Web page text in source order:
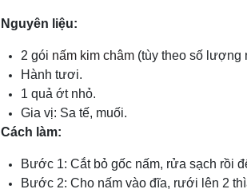
Nguyên liệu:
2 gói nấm kim châm (tùy theo số lượng
Hành tươi.
1 quả ớt nhỏ.
Gia vị: Sa tế, muối.
Cách làm:
Bước 1: Cắt bỏ gốc nấm, rửa sạch rồi
Bước 2: Cho nấm vào đĩa, rưới lên 2